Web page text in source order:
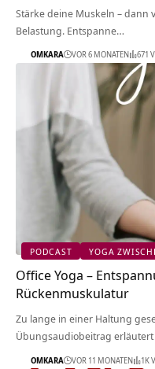
Stärke deine Muskeln – dann
Belastung. Entspanne…
OMKARA VOR 6 MONATEN 671
PODCAST YOGA
Office Yoga –
Rückenmuskulatur
Zu lange in einer Haltung
Übungsaudiobeitrag erläutert
OMKARA VOR 11 MONATEN 1K